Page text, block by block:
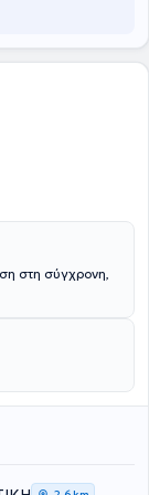
Ελλάδα του
στη σύγχρονη,